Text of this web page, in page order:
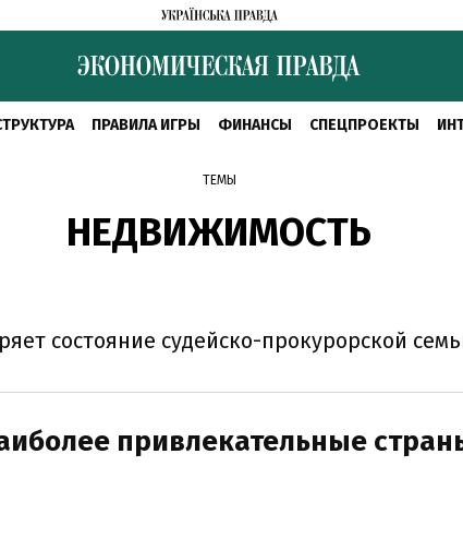
ПРАВИЛА ИГРЫ ФИНАНСЫ СПЕЦПРОЕКТЫ
ТЕМЫ
НЕДВИЖИМОСТЬ
состояние судейско-прокурорской
привлекательные